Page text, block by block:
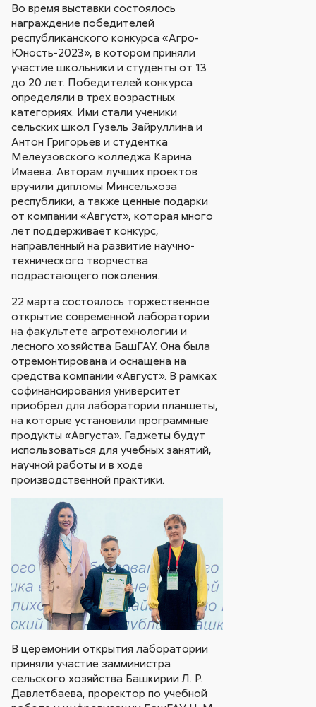
Во время выставки состоялось
награждение победителей
республиканского конкурса «Агро-
Юность-2023», в котором приняли
участие школьники и студенты от 13
до 20 лет. Победителей конкурса
определяли в трех возрастных
категориях. Ими стали ученики
сельских школ Гузель Зайруллина и
Антон Григорьев и студентка
Мелеузовского колледжа Карина
Имаева. Авторам лучших проектов
вручили дипломы Минсельхоза
республики, а также ценные подарки
от компании «Август», которая много
лет поддерживает конкурс,
направленный на развитие научно-
технического творчества
подрастающего поколения.
22 марта состоялось торжественное
открытие современной лаборатории
на факультете агротехнологии и
лесного хозяйства БашГАУ. Она была
отремонтирована и оснащена на
средства компании «Август». В рамках
софинансирования университет
приобрел для лаборатории планшеты,
на которые установили программные
продукты «Августа». Гаджеты будут
использоваться для учебных занятий,
научной работы и в ходе
производственной практики.
В церемонии открытия лаборатории
приняли участие замминистра
сельского хозяйства Башкирии Л. Р.
Давлетбаева, проректор по учебной